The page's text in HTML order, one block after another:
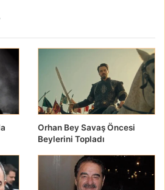
Orhan Bey Savaş Öncesi
Beylerini Topladı